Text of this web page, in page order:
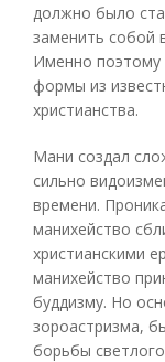
должно было
заменить собой
Именно поэтому
формы из
христианства.
Мани создал
сильно
времени.
манихейство
христианскими
манихейство
буддизму. Но
зороастризма,
борьбы